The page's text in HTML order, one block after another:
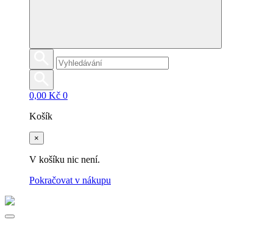
0,00 Kč 0
Košík
×
V košíku nic není.
Pokračovat v nákupu